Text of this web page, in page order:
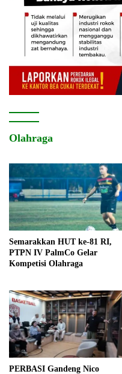
Olahraga
Semarakkan HUT ke-81 RI,
PTPN IV PalmCo Gelar
Kompetisi Olahraga
PERBASI Gandeng Nico